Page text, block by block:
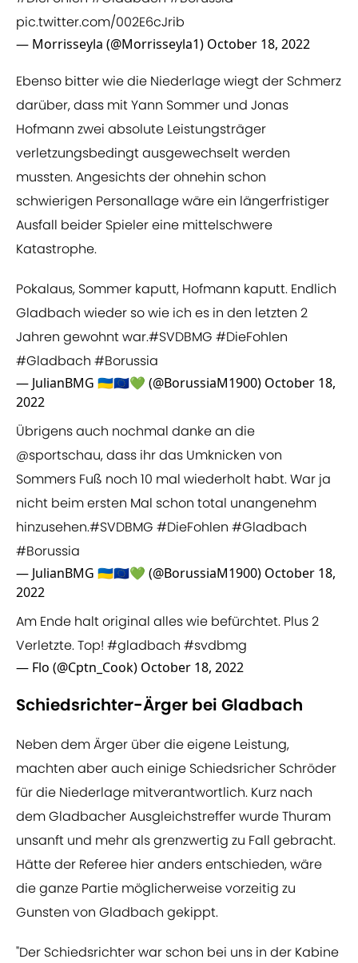
pic.twitter.com/002E6cJrib
— Morrisseyla (@Morrisseyla1) October 18, 2022
Ebenso bitter wie die Niederlage wiegt der Schmerz
darüber, dass mit Yann Sommer und Jonas
Hofmann zwei absolute Leistungsträger
verletzungsbedingt ausgewechselt werden
mussten. Angesichts der ohnehin schon
schwierigen Personallage wäre ein längerfristiger
Ausfall beider Spieler eine mittelschwere
Katastrophe.
Pokalaus, Sommer kaputt, Hofmann kaputt. Endlich
Gladbach wieder so wie ich es in den letzten 2
Jahren gewohnt war.#SVDBMG #DieFohlen
#Gladbach #Borussia
— JulianBMG 🇺🇦🇪🇺💚 (@BorussiaM1900) October 18,
2022
Übrigens auch nochmal danke an die
@sportschau, dass ihr das Umknicken von
Sommers Fuß noch 10 mal wiederholt habt. War ja
nicht beim ersten Mal schon total unangenehm
hinzusehen.#SVDBMG #DieFohlen #Gladbach
#Borussia
— JulianBMG 🇺🇦🇪🇺💚 (@BorussiaM1900) October 18,
2022
Am Ende halt original alles wie befürchtet. Plus 2
Verletzte. Top! #gladbach #svdbmg
— Flo (@Cptn_Cook) October 18, 2022
Schiedsrichter-Ärger bei Gladbach
Neben dem Ärger über die eigene Leistung,
machten aber auch einige Schiedsricher Schröder
für die Niederlage mitverantwortlich. Kurz nach
dem Gladbacher Ausgleichstreffer wurde Thuram
unsanft und mehr als grenzwertig zu Fall gebracht.
Hätte der Referee hier anders entschieden, wäre
die ganze Partie möglicherweise vorzeitig zu
Gunsten von Gladbach gekippt.
"Der Schiedsrichter war schon bei uns in der Kabine